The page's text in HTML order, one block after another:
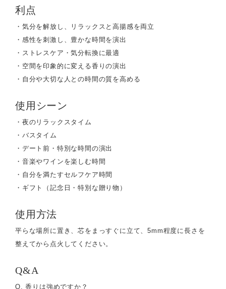
利点
・気分を解放し、リラックスと高揚感を両立
・感性を刺激し、豊かな時間を演出
・ストレスケア・気分転換に最適
・空間を印象的に変える香りの演出
・自分や大切な人との時間の質を高める
使用シーン
・夜のリラックスタイム
・バスタイム
・デート前・特別な時間の演出
・音楽やワインを楽しむ時間
・自分を満たすセルフケア時間
・ギフト（記念日・特別な贈り物）
使用方法
平らな場所に置き、芯をまっすぐに立て、5mm程度に長さを
整えてから点火してください。
Q&A
Q. 香りは強めですか？